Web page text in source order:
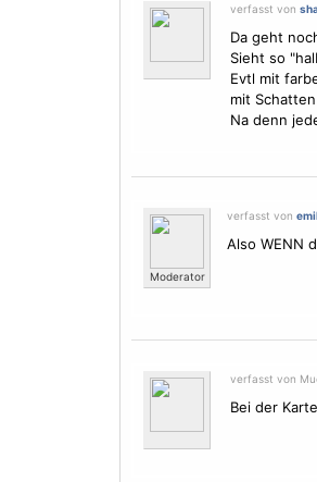
verfasst von
Da geht
Sieht so
Evtl mit
mit
Na denn
Moderator
verfasst von
Also WENN
verfasst von
Bei der